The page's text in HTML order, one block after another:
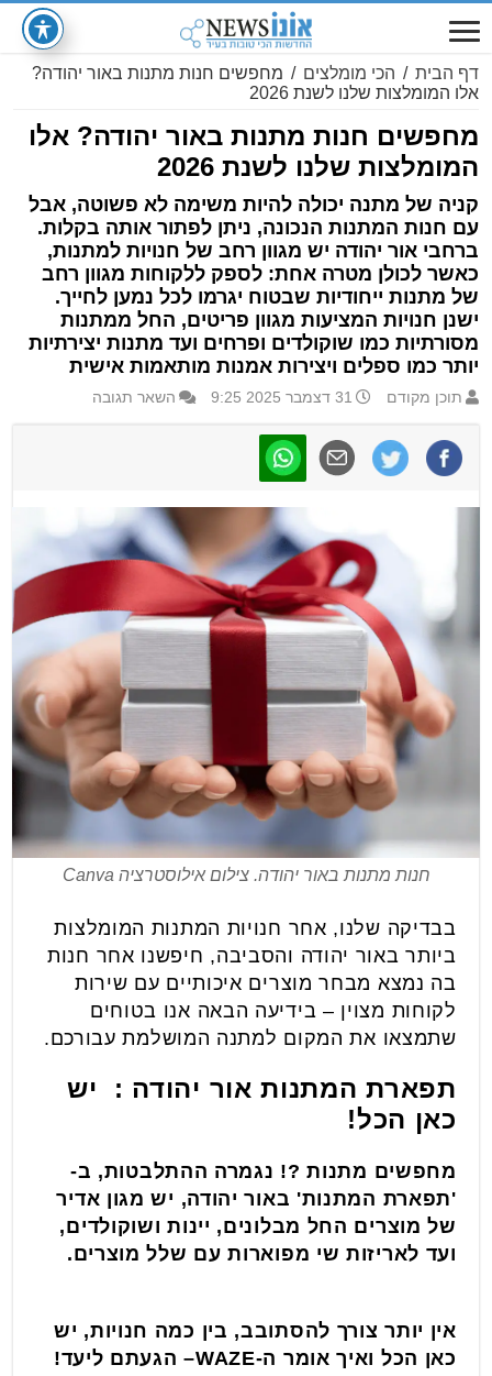
דף הבית / הכי מומלצים / מחפשים חנות מתנות באור יהודה?
אלו המומלצות שלנו לשנת 2026
מחפשים חנות מתנות באור יהודה? אלו
המומלצות שלנו לשנת 2026
קניה של מתנה יכולה להיות משימה לא פשוטה, אבל
עם חנות המתנות הנכונה, ניתן לפתור אותה בקלות.
ברחבי אור יהודה יש מגוון רחב של חנויות למתנות,
כאשר לכולן מטרה אחת: לספק ללקוחות מגוון רחב
של מתנות ייחודיות שבטוח יגרמו לכל נמען לחייך.
ישנן חנויות המציעות מגוון פריטים, החל ממתנות
מסורתיות כמו שוקולדים ופרחים ועד מתנות יצירתיות
יותר כמו ספלים ויצירות אמנות מותאמות אישית
תוכן מקודם 31 דצמבר 2025 9:25 השאר תגובה
חנות מתנות באור יהודה. צילום אילוסטרציה Canva
בבדיקה שלנו, אחר חנויות המתנות המומלצות
ביותר באור יהודה והסביבה, חיפשנו אחר חנות
בה נמצא מבחר מוצרים איכותיים עם שירות
לקוחות מצוין – בידיעה הבאה אנו בטוחים
שתמצאו את המקום למתנה המושלמת עבורכם.
תפארת המתנות אור יהודה : יש
כאן הכל!
מחפשים מתנות ?! נגמרה ההתלבטות, ב-
'תפארת המתנות' באור יהודה, יש מגון אדיר
של מוצרים החל מבלונים, יינות ושוקולדים,
ועד לאריזות שי מפוארות עם שלל מוצרים.
אין יותר צורך להסתובב, בין כמה חנויות, יש
כאן הכל ואיך אומר ה-WAZE– הגעתם ליעד!